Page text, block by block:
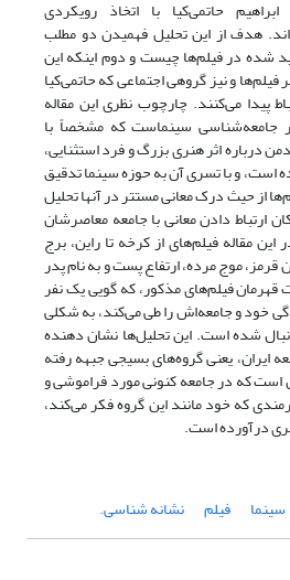
حاتمی‌کیا با اتخاذ رویکردی
هدف از این تحلیل فهمیدن دو مطلب
شده در فیلم‌ها چیست و دوم اینکه این
فیلم‌ها و نیز گروهی اجتماعی که حاتمی‌کیا
پیدا می‌کنند. چارچوب نظری این مقاله
جامعه‌شناسی سینماست که مشخصاً با
درباره اثر هنری بزرگ و فرد استثنایی،
است، و با تسری آن به حوزه سینما تدقیق
از حیث درک معانی مستتر در آنها تحلیل
ارتباط دادن معانی با جامعه معاصرشان
مقاله فیلم‌های از کرخه تا راین، برج
موج مرده، ارتفاع پست و به نام پدر
فیلم‌های مذکور، که گویی یک نفر
خود و جامعه‌اش را طی می‌کند، به شکلی
شده است. این تحلیل‌ها نشان دهنده
ایران، یعنی گروه‌های بسیجی جبهه رفته
است که در جامعه کنونی مورد فراموشی و
که خود مانند این گروه فکر می‌کند،
درآورده است.
سینما فیلم نشانه شناسی.